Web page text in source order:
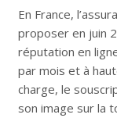
En France,
proposer en juin
réputation en
par mois et à
charge, le
son image sur la